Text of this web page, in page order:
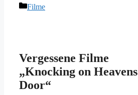
Kategorien
Filme
Vergessene Filme
„Knocking on Heavens
Door“